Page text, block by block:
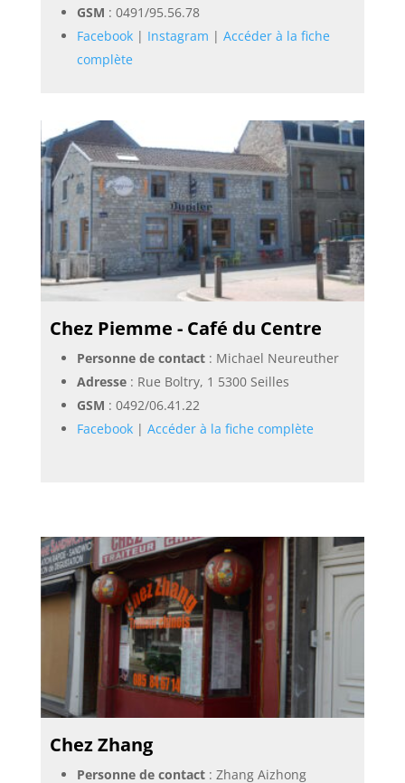
GSM : 0491/95.56.78
Facebook| Instagram | Accéder à la fiche
complète
Chez Piemme - Café du Centre
Personne de contact: Michael Neureuther
Adresse: Rue Boltry, 1 5300 Seilles
GSM : 0492/06.41.22
Facebook| Accéder à la fiche complète
Chez Zhang
Personne de contact: Zhang Aizhong